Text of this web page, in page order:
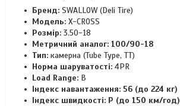
Бренд: SWALLOW (Deli Tire)
Модель: X-CROSS
Розмір: 3.50-18
Метричний аналог: 100/90-18
Тип: камерна (Tube Type, TT)
Норма шаруватості: 4PR
Load Range: B
Індекс навантаження: 56 (до 224 кг)
Індекс швидкості: P (до 150 км/год)